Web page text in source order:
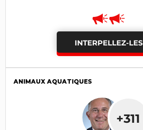
INTERPELLEZ-LES
ANIMAUX AQUATIQUES
+311